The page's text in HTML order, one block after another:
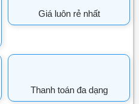
Giá luôn rẻ nhất
Thanh toán đa dạng